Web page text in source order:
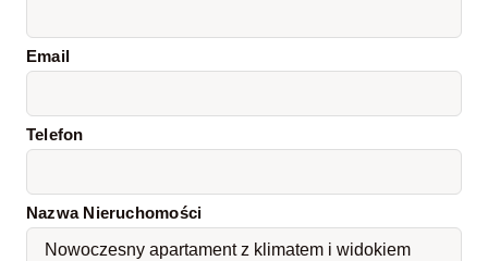
Email
Telefon
Nazwa Nieruchomości